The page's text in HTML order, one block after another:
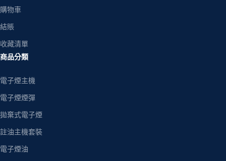
購物車
結賬
收藏清單
商品分類
電子煙主機
電子煙煙彈
拋棄式電子煙
註油主機套裝
電子煙油